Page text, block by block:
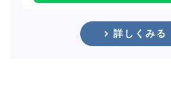
詳しくみる